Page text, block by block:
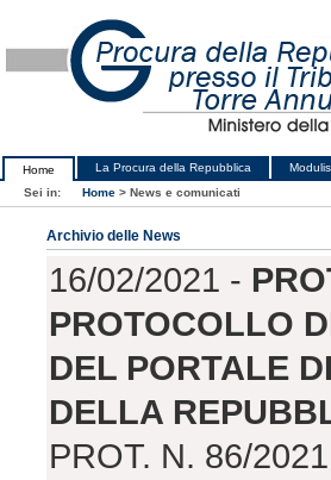
Home La Procura della Repubblica
Sei in:
Home > News e comunicati
Archivio delle News
16/02/2021 -
PROTOCOLLO
DEL PORTALE
DELLA
PROT. N. 86/